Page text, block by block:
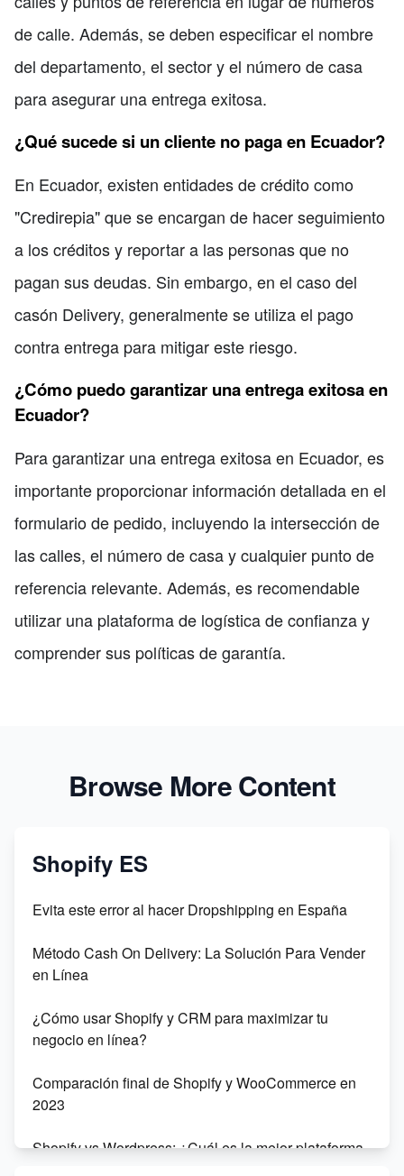
de calle. Además, se deben especificar el nombre
del departamento, el sector y el número de casa
para asegurar una entrega exitosa.
¿Qué sucede si un cliente no paga en Ecuador?
En Ecuador, existen entidades de crédito como
"Credirepia" que se encargan de hacer seguimiento
a los créditos y reportar a las personas que no
pagan sus deudas. Sin embargo, en el caso del
casón Delivery, generalmente se utiliza el pago
contra entrega para mitigar este riesgo.
¿Cómo puedo garantizar una entrega exitosa en
Ecuador?
Para garantizar una entrega exitosa en Ecuador, es
importante proporcionar información detallada en el
formulario de pedido, incluyendo la intersección de
las calles, el número de casa y cualquier punto de
referencia relevante. Además, es recomendable
utilizar una plataforma de logística de confianza y
comprender sus políticas de garantía.
Browse More Content
Shopify ES
Evita este error al hacer Dropshipping en España
Método Cash On Delivery: La Solución Para Vender
en Línea
¿Cómo usar Shopify y CRM para maximizar tu
negocio en línea?
Comparación final de Shopify y WooCommerce en
2023
Shopify vs Wordpress: ¿Cuál es la mejor plataforma